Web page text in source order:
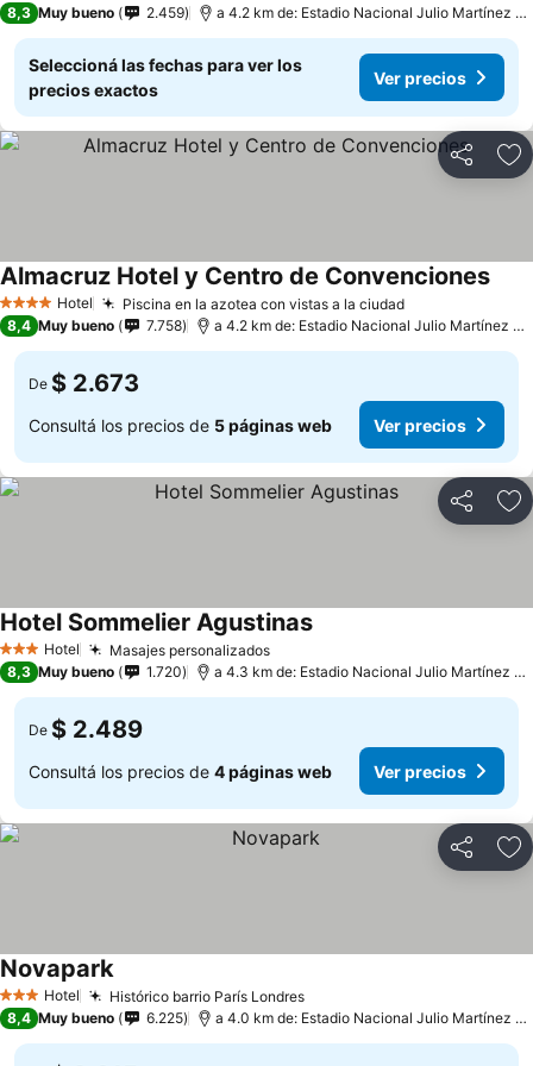
8,3 Muy bueno 2.459 a 4.2 km de: Estadio Nacional Julio Martínez Prádanos
Seleccioná las fechas para ver los
precios exactos
Ver precios
Compartir
4 EstrellasHotel Piscina en la azotea con vistas a la ciudad
Almacruz Hotel y Centro de Convenciones
8,4 Muy bueno 7.758 a 4.2 km de: Estadio Nacional Julio Martínez Prádanos
De $ 2.673
Consultá los precios de 5 páginas web Ver precios
Compartir
3 Estrellas
Hotel Masajes personalizados
Hotel Sommelier Agustinas
8,3 Muy bueno 1.720 a 4.3 km de: Estadio Nacional Julio Martínez Prádanos
De $ 2.489
Consultá los precios de 4 páginas web Ver precios
Compartir
3 Estrellas
Hotel Histórico barrio París Londres
Novapark
8,4 Muy bueno 6.225 a 4.0 km de: Estadio Nacional Julio Martínez Prádanos